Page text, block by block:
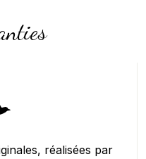
réalisées par